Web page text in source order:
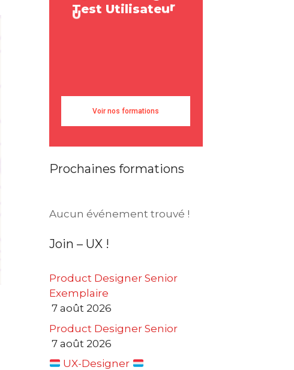
Test Utilisateur
U
r
Voir nos formations
Prochaines formations
Aucun événement trouvé !
Join – UX !
Product Designer Senior
Exemplaire
7 août 2026
Product Designer Senior
7 août 2026
UX-Designer